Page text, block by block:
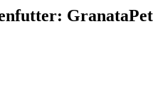
GranataPet